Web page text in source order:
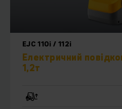
EJC 110i / 112i
Електричний
1,2т